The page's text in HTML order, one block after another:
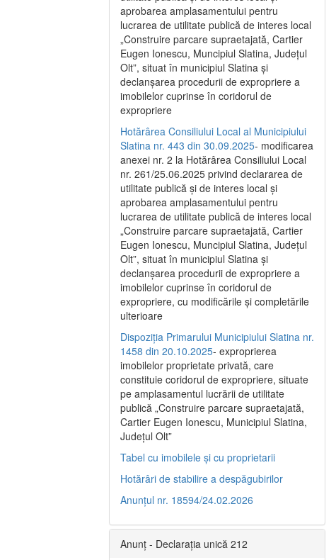
aprobarea amplasamentului pentru
lucrarea de utilitate publică de interes local
„Construire parcare supraetajată, Cartier
Eugen Ionescu, Muncipiul Slatina, Județul
Olt”, situat în municipiul Slatina și
declanșarea procedurii de expropriere a
imobilelor cuprinse în coridorul de
expropriere
Hotărârea Consiliului Local al Municipiului
Slatina nr. 443 din 30.09.2025- modificarea
anexei nr. 2 la Hotărârea Consiliului Local
nr. 261/25.06.2025 privind declararea de
utilitate publică şi de interes local şi
aprobarea amplasamentului pentru
lucrarea de utilitate publică de interes local
„Construire parcare supraetajată, Cartier
Eugen Ionescu, Muncipiul Slatina, Judeţul
Olt”, situat în municipiul Slatina şi
declanşarea procedurii de expropriere a
imobilelor cuprinse în coridorul de
expropriere, cu modificările şi completările
ulterioare
Dispoziția Primarului Municipiului Slatina nr.
1458 din 20.10.2025- exproprierea
imobilelor proprietate privată, care
constituie coridorul de expropriere, situate
pe amplasamentul lucrării de utilitate
publică „Construire parcare supraetajată,
Cartier Eugen Ionescu, Municipiul Slatina,
Județul Olt”
Tabel cu imobilele și cu proprietarii
Hotărâri de stabilire a despăgubirilor
Anunțul nr. 18594/24.02.2026
Anunț - Declarația unică 212